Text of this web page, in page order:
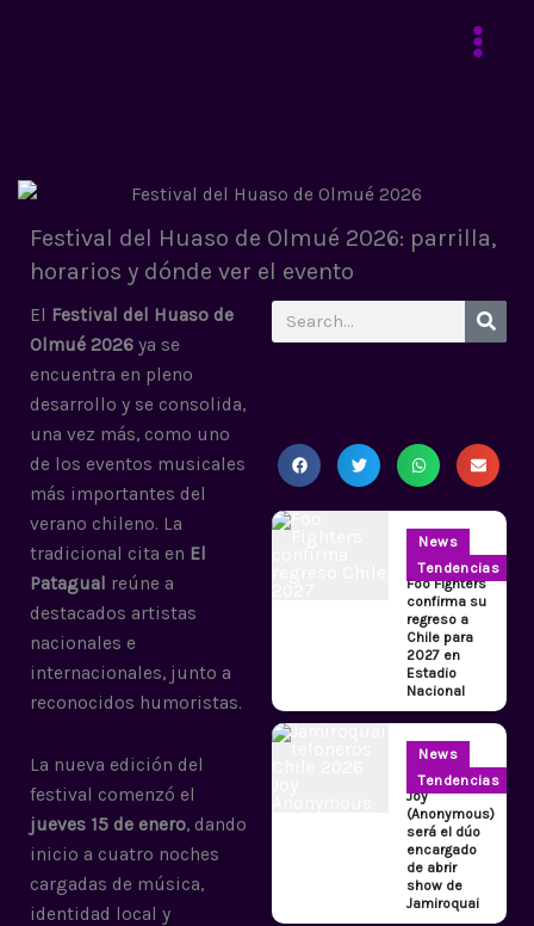
Festival del Huaso de Olmué 2026: parrilla,
horarios y dónde ver el evento
El Festival del Huaso de
Olmué 2026 ya se
encuentra en pleno
desarrollo y se consolida,
una vez más, como uno
de los eventos musicales
más importantes del
verano chileno. La
tradicional cita en El
Patagual reúne a
destacados artistas
nacionales e
internacionales, junto a
reconocidos humoristas.
La nueva edición del
festival comenzó el
jueves 15 de enero, dando
inicio a cuatro noches
cargadas de música,
identidad local y
Search
News
Tendencias
Foo Fighters
confirma su
regreso a
Chile para
2027 en
Estadio
Nacional
News
Tendencias
Joy
(Anonymous)
será el dúo
encargado
de abrir
show de
Jamiroquai